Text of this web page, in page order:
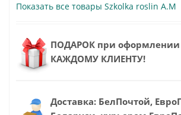
Показать все товары Szkolka roslin A.M
ПОДАРОК при оформлении
КАЖДОМУ КЛИЕНТУ!
Доставка: БелПочтой,